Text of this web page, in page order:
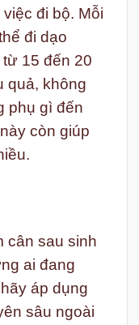
đi bộ. Mỗi
đi dạo
15 đến 20
quả, không
phụ gì đến
còn giúp
cân sau sinh
ai đang
áp dụng
sâu ngoài